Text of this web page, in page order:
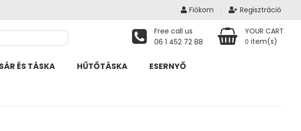
Fiókom Regisztráció
Free call us
06 1 452 72 88
YOUR CART
0 item(s)
ÉS TÁSKA HŰTŐTÁSKA ESERNYŐ